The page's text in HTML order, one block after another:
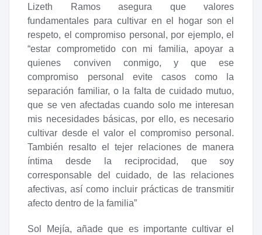
Lizeth Ramos asegura que valores
fundamentales para cultivar en el hogar son el
respeto, el compromiso personal, por ejemplo, el
“estar comprometido con mi familia, apoyar a
quienes conviven conmigo, y que ese
compromiso personal evite casos como la
separación familiar, o la falta de cuidado mutuo,
que se ven afectadas cuando solo me interesan
mis necesidades básicas, por ello, es necesario
cultivar desde el valor el compromiso personal.
También resalto el tejer relaciones de manera
íntima desde la reciprocidad, que soy
corresponsable del cuidado, de las relaciones
afectivas, así como incluir prácticas de transmitir
afecto dentro de la familia”
Sol Mejía, añade que es importante cultivar el